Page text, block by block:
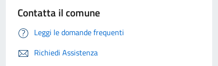
Contatta il comune
Leggi le domande frequenti
Richiedi Assistenza